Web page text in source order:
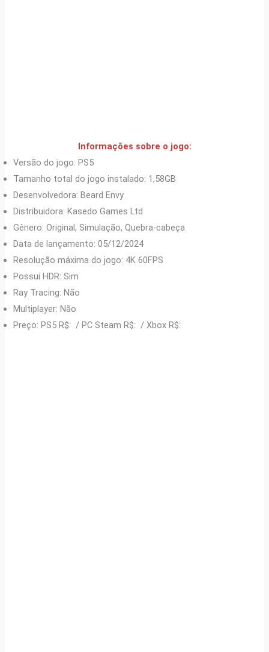
Informações sobre o jogo:
Versão do jogo: PS5
Tamanho total do jogo instalado: 1,58GB
Desenvolvedora: Beard Envy
Distribuidora: Kasedo Games Ltd
Gênero: Original, Simulação, Quebra-cabeça
Data de lançamento: 05/12/2024
Resolução máxima do jogo: 4K 60FPS
Possui HDR: Sim
Ray Tracing: Não
Multiplayer: Não
Preço: PS5 R$: / PC Steam R$: / Xbox R$: